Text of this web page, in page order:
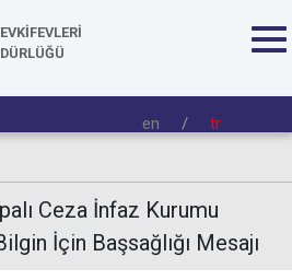
en / tr
Ceza İnfaz Kurumu
İçin Başsağlığı Mesajı